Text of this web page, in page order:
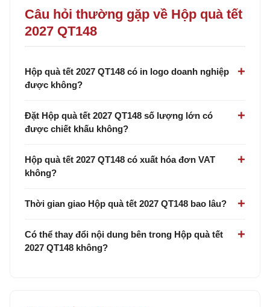
Câu hỏi thường gặp về Hộp quà tết
2027 QT148
Hộp quà tết 2027 QT148 có in logo doanh nghiệp
được không?
Đặt Hộp quà tết 2027 QT148 số lượng lớn có
được chiết khấu không?
Hộp quà tết 2027 QT148 có xuất hóa đơn VAT
không?
Thời gian giao Hộp quà tết 2027 QT148 bao lâu?
Có thể thay đổi nội dung bên trong Hộp quà tết
2027 QT148 không?